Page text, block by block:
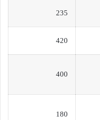
235
420
400
180